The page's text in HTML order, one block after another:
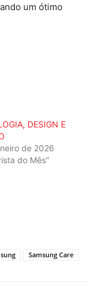
um ótimo
DESIGN E
de 2026
do Mês"
Samsung Care